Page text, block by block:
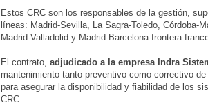
Estos CRC son los responsables de la gestión,
líneas: Madrid-Sevilla, La Sagra-Toledo, Córdoba-
Madrid-Valladolid y Madrid-Barcelona-frontera
El contrato, adjudicado a la empresa Indra
mantenimiento tanto preventivo como correctivo
para asegurar la disponibilidad y fiabilidad de los
CRC.